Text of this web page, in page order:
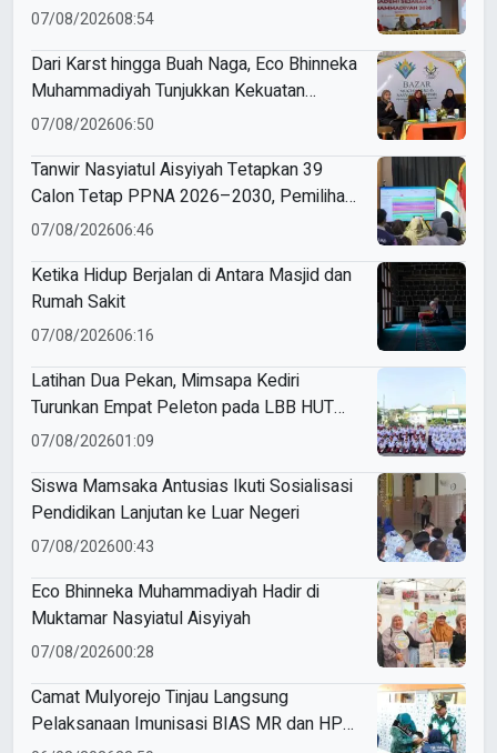
07/08/202608:54
Dari Karst hingga Buah Naga, Eco Bhinneka
Muhammadiyah Tunjukkan Kekuatan
Potensi Lokal di Muktamar Nasyiatul
07/08/202606:50
Tanwir Nasyiatul Aisyiyah Tetapkan 39
Calon Tetap PPNA 2026–2030, Pemilihan
Gunakan Sistem E-Voting
07/08/202606:46
Ketika Hidup Berjalan di Antara Masjid dan
Rumah Sakit
07/08/202606:16
Latihan Dua Pekan, Mimsapa Kediri
Turunkan Empat Peleton pada LBB HUT
Ke-81 RI Kecamatan Pare
07/08/202601:09
Siswa Mamsaka Antusias Ikuti Sosialisasi
Pendidikan Lanjutan ke Luar Negeri
07/08/202600:43
Eco Bhinneka Muhammadiyah Hadir di
Muktamar Nasyiatul Aisyiyah
07/08/202600:28
Camat Mulyorejo Tinjau Langsung
Pelaksanaan Imunisasi BIAS MR dan HPV